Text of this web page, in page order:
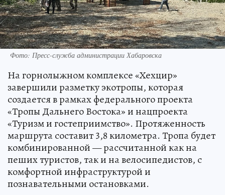
Фото: Пресс-служба администрации Хабаровска
На горнолыжном комплексе «Хехцир»
завершили разметку экотропы, которая
создается в рамках федерального проекта
«Тропы Дальнего Востока» и нацпроекта
«Туризм и гостеприимство». Протяженность
маршрута составит 3,8 километра. Тропа будет
комбинированной — рассчитанной как на
пеших туристов, так и на велосипедистов, с
комфортной инфраструктурой и
познавательными остановками.